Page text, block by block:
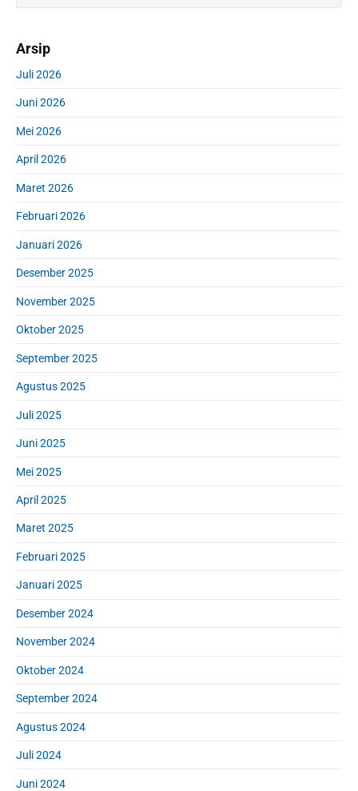
a
y
S
d
b
a
c
h
o
Arsip
Juli 2026
Juni 2026
Mei 2026
April 2026
Maret 2026
Februari 2026
Januari 2026
Desember 2025
November 2025
Oktober 2025
September 2025
Agustus 2025
Juli 2025
Juni 2025
Mei 2025
April 2025
Maret 2025
Februari 2025
Januari 2025
Desember 2024
November 2024
Oktober 2024
September 2024
Agustus 2024
Juli 2024
Juni 2024